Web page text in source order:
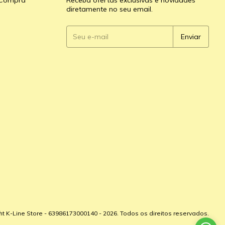
diretamente no seu email.
K-Line Store - 63986173000140 - 2026. Todos os direitos reservados.